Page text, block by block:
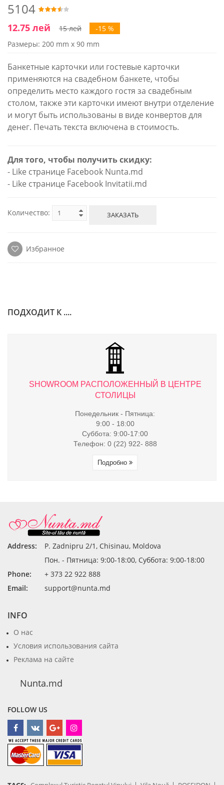
5104
12.75 лей 15 лей
-15 %
Размеры: 200 mm x 90 mm
Банкетные карточки или гостевые карточки
применяются на свадебном банкете, чтобы
определить место каждого гостя за свадебным
столом, также эти карточки имеют внутри отделение
и могут быть использованы в виде конвертов для
денег. Печать текста включена в стоимость.
Для того, чтобы получить скидку:
- Like странице Facebook Nunta.md
- Like странице Facebook Invitatii.md
Количество: ЗАКАЗАТЬ
Избранное
ПОДХОДИТ К ....
SHOWROOM РАСПОЛОЖЕННЫЙ В ЦЕНТРЕ
СТОЛИЦЫ
Понедельник - Пятница:
9:00 - 18:00
Суббота: 9:00-17:00
Телефон: 0 (22) 922- 888
Подробно
Address:
P. Zadnipru 2/1, Chisinau, Moldova
Пон. - Пятница: 9:00-18:00, Суббота: 9:00-18:00
Phone:
+ 373 22 922 888
Email:
support@nunta.md
INFO
О нас
Условия использования сайта
Реклама на сайте
Nunta.md
FOLLOW US